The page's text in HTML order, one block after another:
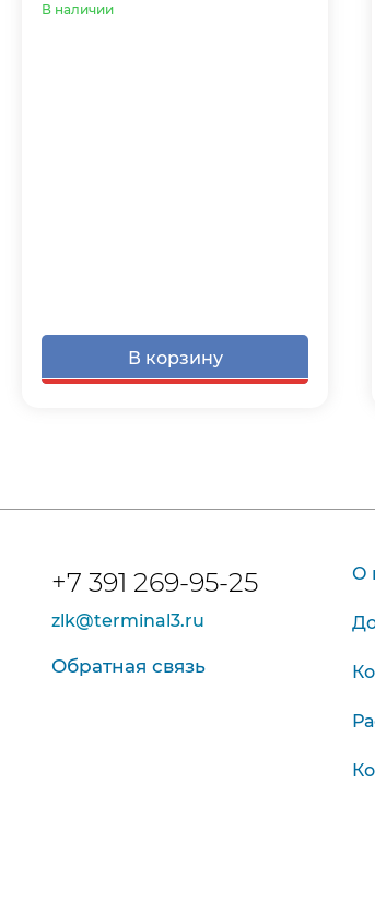
В наличии
В корзину
+7 391 269-95-25
zlk@terminal3.ru
Обратная связь
О